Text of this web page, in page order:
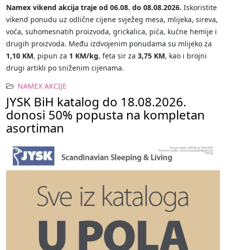
Namex vikend akcija traje od 06.08. do 08.08.2026. Iskoristite
vikend ponudu uz odlične cijene svježeg mesa, mlijeka, sireva,
voća, suhomesnatih proizvoda, grickalica, pića, kućne hemije i
drugih proizvoda. Među izdvojenim ponudama su mlijeko za
1,10 KM, pipun za 1 KM/kg, feta sir za 3,75 KM, kao i brojni
drugi artikli po sniženim cijenama.
NAMEX AKCIJE
JYSK BiH katalog do 18.08.2026.
donosi 50% popusta na kompletan
asortiman